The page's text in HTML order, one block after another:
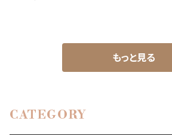
もっと見る
CATEGORY